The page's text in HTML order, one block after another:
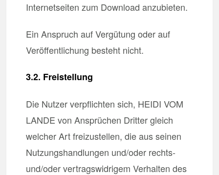
Internetseiten zum Download anzubieten.
Ein Anspruch auf Vergütung oder auf
Veröffentlichung besteht nicht.
3.2. Freistellung
Die Nutzer verpflichten sich, HEIDI VOM
LANDE von Ansprüchen Dritter gleich
welcher Art freizustellen, die aus seinen
Nutzungshandlungen und/oder rechts-
und/oder vertragswidrigem Verhalten des